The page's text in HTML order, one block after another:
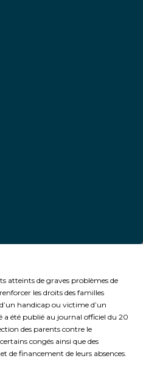
atteints de graves problèmes de
les droits des familles
handicap ou victime d’un
a été publié au journal officiel du 20
des parents contre le
congés ainsi que des
de financement de leurs absences.